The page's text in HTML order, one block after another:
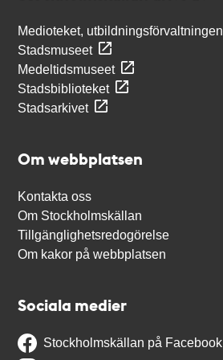
Medioteket, utbildningsförvaltningen
Stadsmuseet
Medeltidsmuseet
Stadsbiblioteket
Stadsarkivet
Om webbplatsen
Kontakta oss
Om Stockholmskällan
Tillgänglighetsredogörelse
Om kakor på webbplatsen
Sociala medier
Stockholmskällan på Facebook